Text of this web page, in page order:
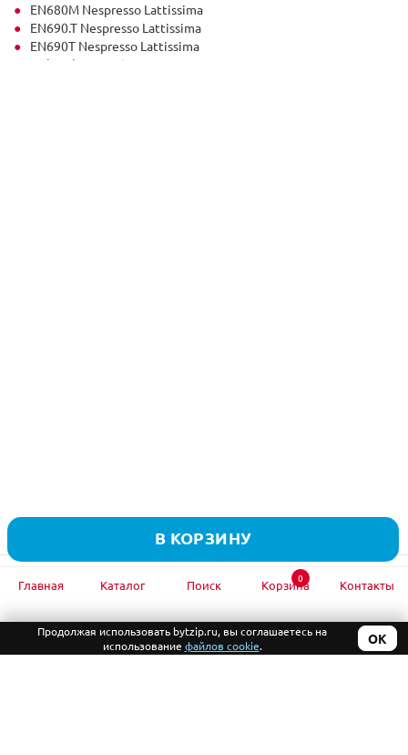
В КОРЗИНУ
EN680M Nespresso Lattissima
EN690.T Nespresso Lattissima
EN690T Nespresso Lattissima
Delonghi EN 660
Цена действительна для интернет магазина и может отличаться
от цены в розничном магазине «БытЗип».
на обновление каталога
Главная Каталог Поиск 0
Корзина Контакты
ОК
Продолжая использовать bytzip.ru, вы соглашаетесь на
использование файлов cookie.